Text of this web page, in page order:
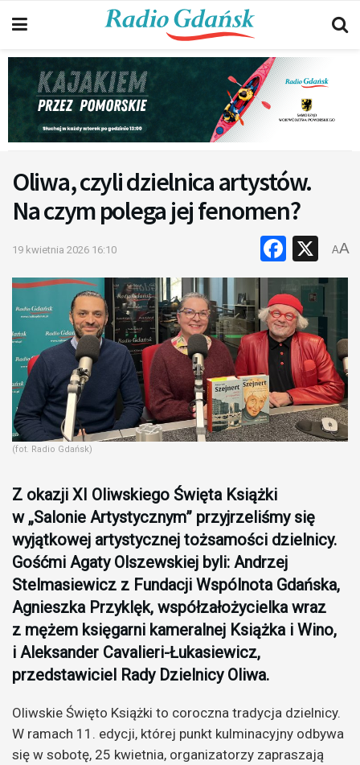
Oliwa, czyli dzielnica artystów.
Na czym polega jej fenomen?
19 kwietnia 2026 16:10 X
AA
(fot. Radio Gdańsk)
Z okazji XI Oliwskiego Święta Książki
w „Salonie Artystycznym” przyjrzeliśmy się
wyjątkowej artystycznej tożsamości dzielnicy.
Gośćmi Agaty Olszewskiej byli: Andrzej
Stelmasiewicz z Fundacji Wspólnota Gdańska,
Agnieszka Przyklęk, współzałożycielka wraz
z mężem księgarni kameralnej Książka i Wino,
i Aleksander Cavalieri-Łukasiewicz,
przedstawiciel Rady Dzielnicy Oliwa.
Oliwskie Święto Książki to coroczna tradycja dzielnicy.
W ramach 11. edycji, której punkt kulminacyjny odbywa
się w sobotę, 25 kwietnia, organizatorzy zapraszają